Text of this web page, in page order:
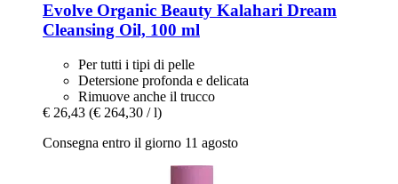
Evolve Organic Beauty Kalahari Dream
Cleansing Oil, 100 ml
Per tutti i tipi di pelle
Detersione profonda e delicata
Rimuove anche il trucco
€ 26,43 (€ 264,30 / l)
Consegna entro il giorno 11 agosto